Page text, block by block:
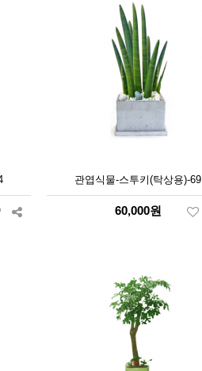
관엽식물-스투키(탁상용)-69
60,000원